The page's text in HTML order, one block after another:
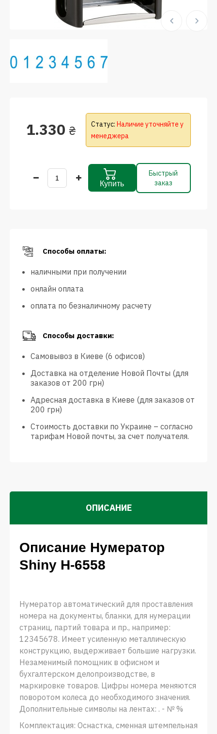
1.330 ₴ Статус: Наличие уточняйте у
менеджера
Купить
Быстрый
заказ
Способы оплаты:
наличными при получении
онлайн оплата
оплата по безналичному расчету
Способы доставки:
Самовывоз в Киеве (6 офисов)
Доставка на отделение Новой Почты (для
заказов от 200 грн)
Адресная доставка в Киеве (для заказов от
200 грн)
Стоимость доставки по Украине – согласно
тарифам Новой почты, за счет получателя.
ОПИСАНИЕ
Описание Нумератор
Shiny H-6558
Нумератор автоматический для проставления
номера на документы, бланки, для нумерации
страниц, партий товара и пр., например:
12345678. Имеет усиленную металлическую
конструкцию, выдерживает большие нагрузки.
Незаменимый помощник в офисном и
бухгалтерском делопроизводстве, в
маркировке товаров. Цифры номера меняются
поворотом колеса до необходимого значения.
Дополнительные символы на лентах: . - № %
Комплектация: Оснастка, сменная штемпельная